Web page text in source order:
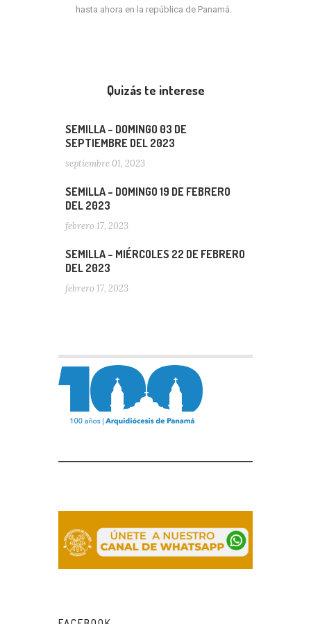
hasta ahora en la república de Panamá.
Quizás te interese
SEMILLA – DOMINGO 03 DE
SEPTIEMBRE DEL 2023
septiembre 01, 2023
SEMILLA – DOMINGO 19 DE FEBRERO
DEL 2023
febrero 17, 2023
SEMILLA – MIÉRCOLES 22 DE FEBRERO
DEL 2023
febrero 17, 2023